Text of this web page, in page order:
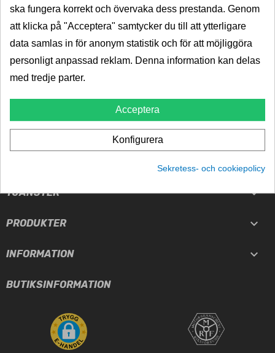
KVALITET
Välkända varumärken
PRISGARANTI
TJÄNSTER 
PRODUKTER 
INFORMATION 
BUTIKSINFORMATION
ska fungera korrekt och övervaka dess prestanda. Genom
att klicka på "Acceptera" samtycker du till att ytterligare
data samlas in för anonym statistik och för att möjliggöra
personligt anpassad reklam. Denna information kan delas
med tredje parter.
Acceptera
Konfigurera
Sekretess- och cookiepolicy